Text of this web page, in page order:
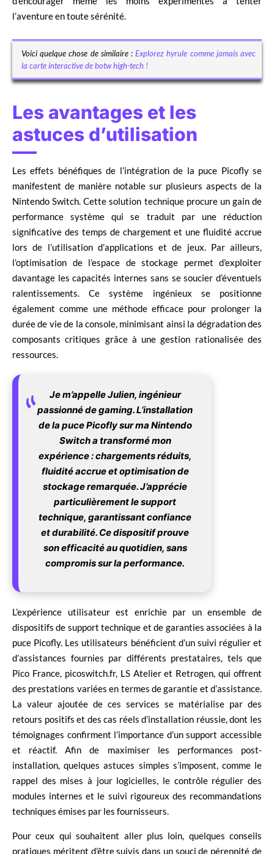
l’aventure en toute sérénité.
Voici quelque chose de similaire :Explorez hyrule comme jamais avec
la carte interactive de botw high-tech !
Les avantages et les
astuces d’utilisation
Les effets bénéfiques de l’intégration de la puce Picofly se
manifestent de manière notable sur plusieurs aspects de la
Nintendo Switch. Cette solution technique procure un gain de
performance système qui se traduit par une réduction
significative des temps de chargement et une fluidité accrue
lors de l’utilisation d’applications et de jeux. Par ailleurs,
l’optimisation de l’espace de stockage permet d’exploiter
davantage les capacités internes sans se soucier d’éventuels
ralentissements. Ce système ingénieux se positionne
également comme une méthode efficace pour prolonger la
durée de vie de la console, minimisant ainsi la dégradation des
composants critiques grâce à une gestion rationalisée des
ressources.
Je m’appelle Julien, ingénieur
passionné de gaming. L’installation
de la puce Picofly sur ma Nintendo
Switch a transformé mon
expérience : chargements réduits,
fluidité accrue et optimisation de
stockage remarquée. J’apprécie
particulièrement le support
technique, garantissant confiance
et durabilité. Ce dispositif prouve
son efficacité au quotidien, sans
compromis sur la performance.
L’expérience utilisateur est enrichie par un ensemble de
dispositifs de support technique et de garanties associées à la
puce Picofly. Les utilisateurs bénéficient d’un suivi régulier et
d’assistances fournies par différents prestataires, tels que
Pico France, picoswitch.fr, LS Atelier et Retrogen, qui offrent
des prestations variées en termes de garantie et d’assistance.
La valeur ajoutée de ces services se matérialise par des
retours positifs et des cas réels d’installation réussie, dont les
témoignages confirment l’importance d’un support accessible
et réactif. Afin de maximiser les performances post-
installation, quelques astuces simples s’imposent, comme le
rappel des mises à jour logicielles, le contrôle régulier des
modules internes et le suivi rigoureux des recommandations
techniques émises par les fournisseurs.
Pour ceux qui souhaitent aller plus loin, quelques conseils
pratiques méritent d’être suivis dans un souci de pérennité de